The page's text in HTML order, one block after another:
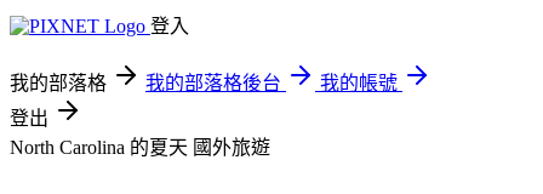
登入
我的部落格 我的部落格後台
我的帳號
登出
North Carolina 的夏天 國外旅遊